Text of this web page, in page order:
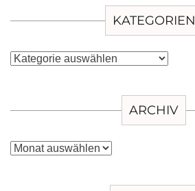
KATEGORIEN
Kategorien
ARCHIV
Archiv